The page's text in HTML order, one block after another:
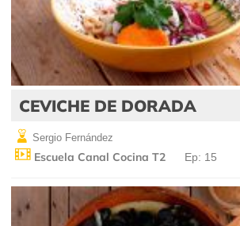
CEVICHE DE DORADA
Sergio Fernández
Escuela Canal Cocina T2 Ep: 15